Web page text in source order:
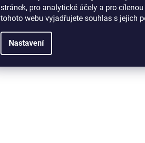
stránek, pro analytické účely a pro
tohoto webu vyjadřujete souhlas s jejich
Nastavení